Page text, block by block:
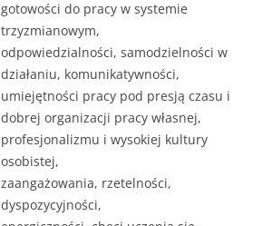
gotowości do pracy w systemie
trzyzmianowym,
odpowiedzialności, samodzielności w
działaniu, komunikatywności,
umiejętności pracy pod presją czasu i
dobrej organizacji pracy własnej,
profesjonalizmu i wysokiej kultury
osobistej,
zaangażowania, rzetelności,
dyspozycyjności,